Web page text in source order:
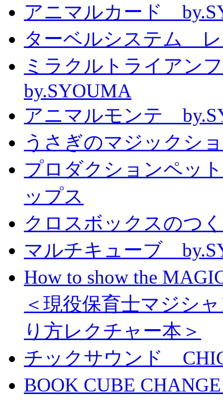
アニマルカード
ターベルシステム
ミラクルトライアン
by.SYOUMA
アニマルモンテ
うさぎのマジックシ
プロダクションペッ
ップス
クロスボックスのつ
マルチキューブ
How to show the
＜現役保育士マジシ
り方レクチャー本＞
チックサウンド
BOOK CUBE